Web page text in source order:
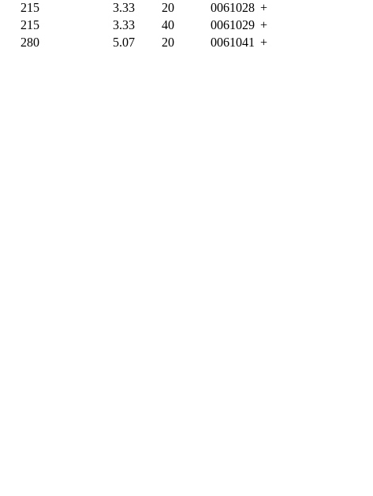
215 3.33 20 0061028 +
215 3.33 40 0061029 +
280 5.07 20 0061041 +